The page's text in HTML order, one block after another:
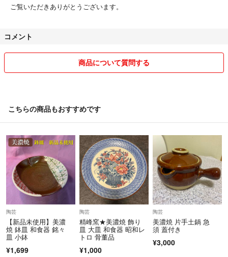
ご覧いただきありがとうございます。
コメント
商品について質問する
こちらの商品もおすすめです
陶芸
【新品未使用】美濃
焼 鉢皿 和食器 銘々
皿 小鉢
¥1,699
陶芸
精峰窯★美濃焼 飾り
皿 大皿 和食器 昭和レ
トロ 骨董品
¥1,000
陶芸
美濃焼 片手土鍋 急
須 蓋付き
¥3,000